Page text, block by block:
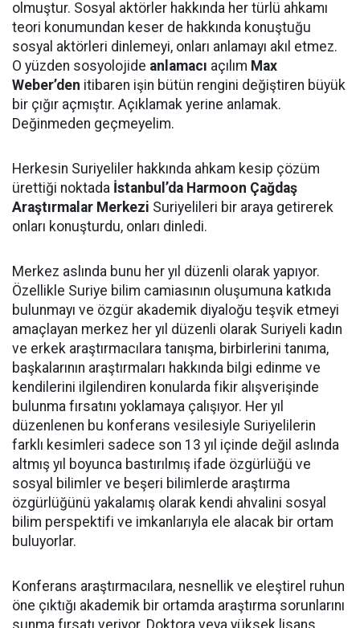
olmuştur. Sosyal aktörler hakkında her türlü ahkamı
teori konumundan keser de hakkında konuştuğu
sosyal aktörleri dinlemeyi, onları anlamayı akıl etmez.
O yüzden sosyolojide anlamacı açılım Max
Weber’den itibaren işin bütün rengini değiştiren büyük
bir çığır açmıştır. Açıklamak yerine anlamak.
Değinmeden geçmeyelim.
Herkesin Suriyeliler hakkında ahkam kesip çözüm
ürettiği noktada İstanbul’da Harmoon Çağdaş
Araştırmalar Merkezi Suriyelileri bir araya getirerek
onları konuşturdu, onları dinledi.
Merkez aslında bunu her yıl düzenli olarak yapıyor.
Özellikle Suriye bilim camiasının oluşumuna katkıda
bulunmayı ve özgür akademik diyaloğu teşvik etmeyi
amaçlayan merkez her yıl düzenli olarak Suriyeli kadın
ve erkek araştırmacılara tanışma, birbirlerini tanıma,
başkalarının araştırmaları hakkında bilgi edinme ve
kendilerini ilgilendiren konularda fikir alışverişinde
bulunma fırsatını yoklamaya çalışıyor. Her yıl
düzenlenen bu konferans vesilesiyle Suriyelilerin
farklı kesimleri sadece son 13 yıl içinde değil aslında
altmış yıl boyunca bastırılmış ifade özgürlüğü ve
sosyal bilimler ve beşeri bilimlerde araştırma
özgürlüğünü yakalamış olarak kendi ahvalini sosyal
bilim perspektifi ve imkanlarıyla ele alacak bir ortam
buluyorlar.
Konferans araştırmacılara, nesnellik ve eleştirel ruhun
öne çıktığı akademik bir ortamda araştırma sorunlarını